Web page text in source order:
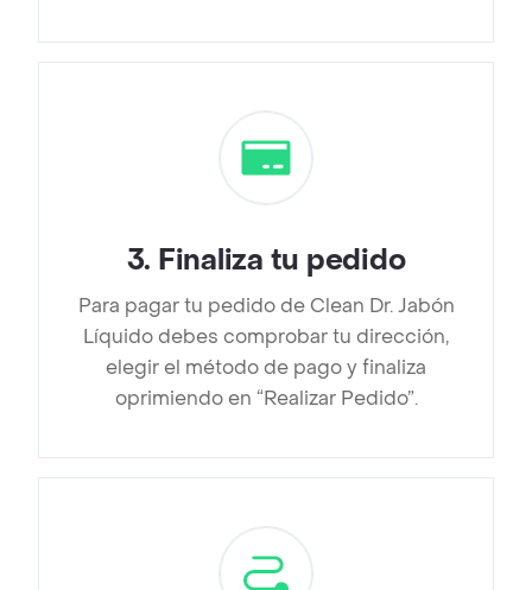
3. Finaliza tu pedido
Para pagar tu pedido de Clean Dr. Jabón
Líquido debes comprobar tu dirección,
elegir el método de pago y finaliza
oprimiendo en “Realizar Pedido”.